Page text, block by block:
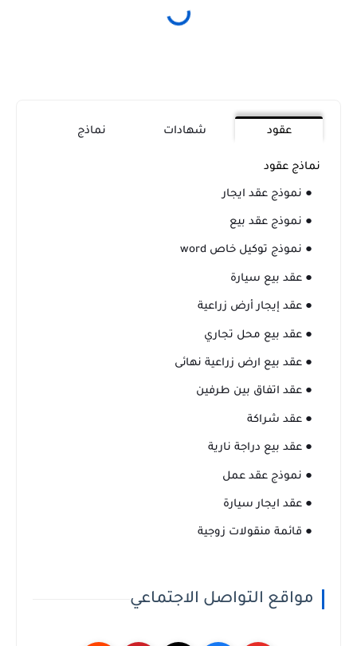
عقود شهادات نماذج
نماذج عقود
● نموذج عقد ايجار
● نموذج عقد بيع
● نموذج توكيل خاص word
● عقد بيع سيارة
● عقد إيجار أرض زراعية
● عقد بيع محل تجاري
● عقد بيع ارض زراعية نهائى
● عقد اتفاق بين طرفين
● عقد شراكة
● عقد بيع دراجة نارية
● نموذج عقد عمل
● عقد ايجار سيارة
● قائمة منقولات زوجية
مواقع التواصل الاجتماعي